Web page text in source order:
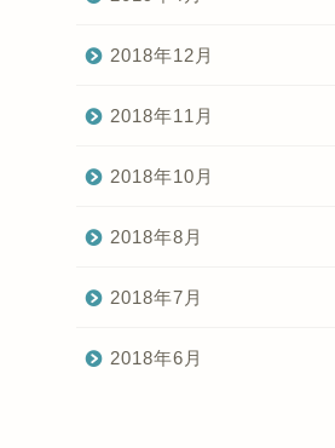
2018年12月
2018年11月
2018年10月
2018年8月
2018年7月
2018年6月